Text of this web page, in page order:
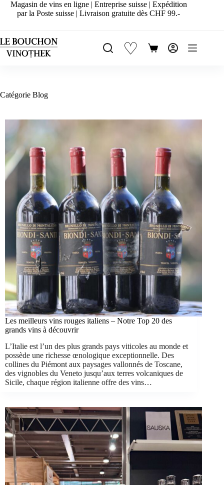
PasserMagasin de vins en ligne | Entreprise suisse | Expédition
par la Poste suisse | Livraison gratuite dès CHF 99.-
♡
Panier
Catégorie Blog
Les meilleurs vins rouges italiens – Notre Top 20 des
grands vins à découvrir
L’Italie est l’un des plus grands pays viticoles au monde et
possède une richesse œnologique exceptionnelle. Des
collines du Piémont aux paysages vallonnés de Toscane,
des vignobles du Veneto jusqu’aux terres volcaniques de
Sicile, chaque région italienne offre des vins…